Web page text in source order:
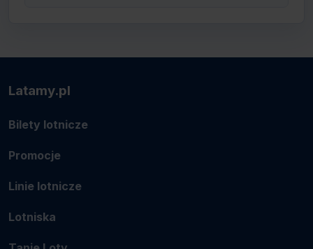
Latamy.pl
Bilety lotnicze
Promocje
Linie lotnicze
Lotniska